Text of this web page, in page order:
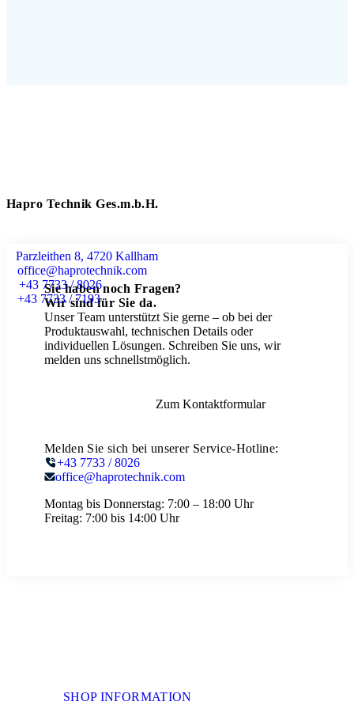
Hapro Technik Ges.m.b.H.
Parzleithen 8, 4720 Kallham
office@haprotechnik.com
+43 7733 / 8026
+43 7733 / 7193
Sie haben noch Fragen?
Wir sind für Sie da.
Unser Team unterstützt Sie gerne – ob bei der
Produktauswahl, technischen Details oder
individuellen Lösungen. Schreiben Sie uns, wir
melden uns schnellstmöglich.
Zum Kontaktformular
Melden Sie sich bei unserer Service-Hotline:
+43 7733 / 8026
office@haprotechnik.com
Montag bis Donnerstag: 7:00 – 18:00 Uhr
Freitag: 7:00 bis 14:00 Uhr
SHOP INFORMATION